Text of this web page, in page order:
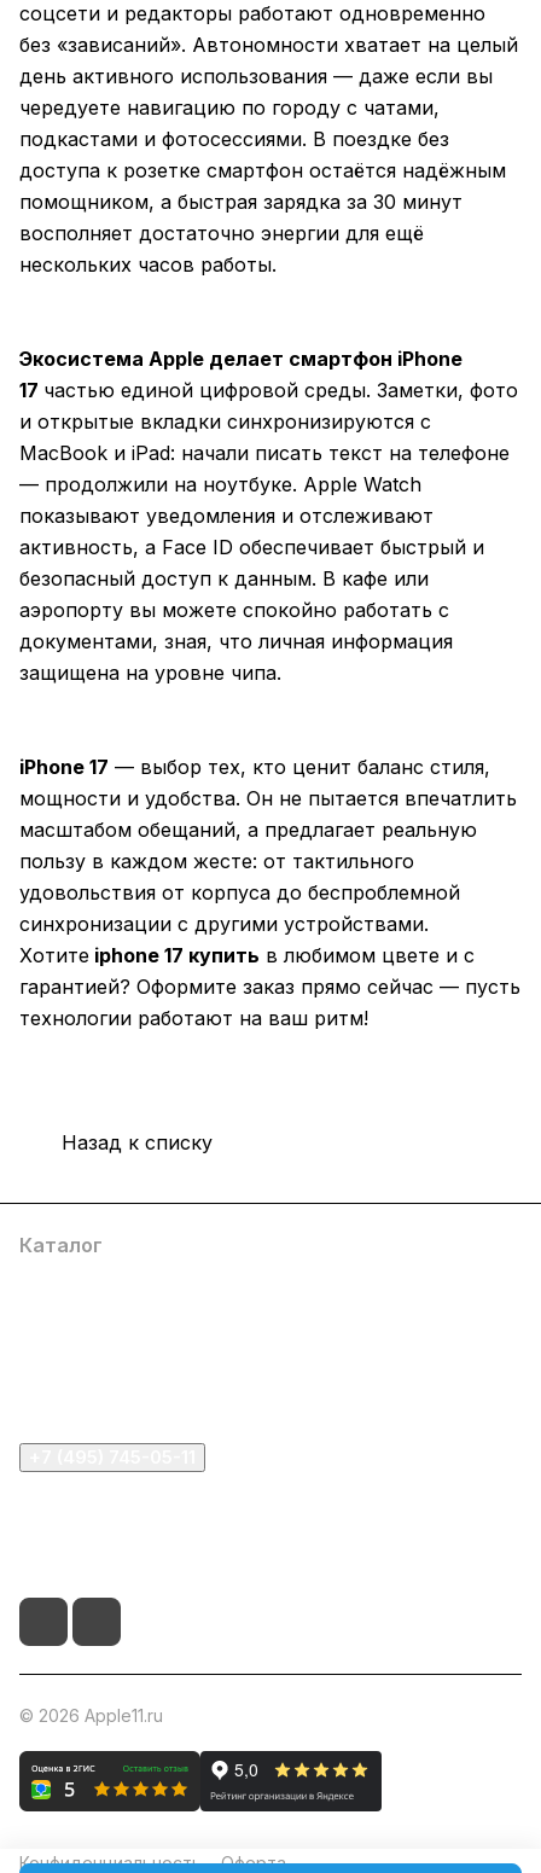
соцсети и редакторы работают одновременно
без «зависаний». Автономности хватает на целый
день активного использования — даже если вы
чередуете навигацию по городу с чатами,
подкастами и фотосессиями. В поездке без
доступа к розетке смартфон остаётся надёжным
помощником, а быстрая зарядка за 30 минут
восполняет достаточно энергии для ещё
нескольких часов работы.
Экосистема Apple делает смартфон iPhone
17 частью единой цифровой среды. Заметки, фото
и открытые вкладки синхронизируются с
MacBook и iPad: начали писать текст на телефоне
— продолжили на ноутбуке. Apple Watch
показывают уведомления и отслеживают
активность, а Face ID обеспечивает быстрый и
безопасный доступ к данным. В кафе или
аэропорту вы можете спокойно работать с
документами, зная, что личная информация
защищена на уровне чипа.
iPhone 17 — выбор тех, кто ценит баланс стиля,
мощности и удобства. Он не пытается впечатлить
масштабом обещаний, а предлагает реальную
пользу в каждом жесте: от тактильного
удовольствия от корпуса до беспроблемной
синхронизации с другими устройствами.
Хотите iphone 17 купить в любимом цвете и с
гарантией? Оформите заказ прямо сейчас — пусть
технологии работают на ваш ритм!
Назад к списку
Каталог
© 2026 Apple11.ru
Конфиденциальность Оферта